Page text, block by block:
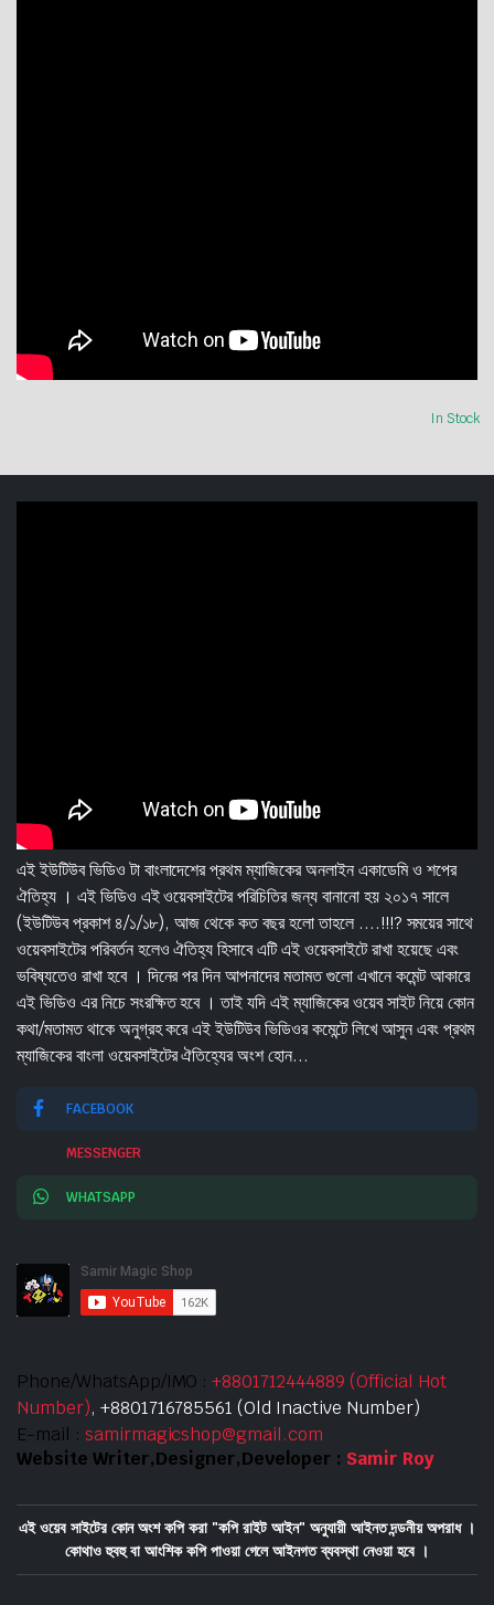
In Stock
এই ইউটিউব ভিডিও টা বাংলাদেশের প্রথম ম্যাজিকের অনলাইন একাডেমি ও শপের
ঐতিহ্য । এই ভিডিও এই ওয়েবসাইটের পরিচিতির জন্য বানানো হয় ২০১৭ সালে
(ইউটিউব প্রকাশ ৪/১/১৮), আজ থেকে কত বছর হলো তাহলে ....!!!? সময়ের সাথে
ওয়েবসাইটের পরিবর্তন হলেও ঐতিহ্য হিসাবে এটি এই ওয়েবসাইটে রাখা হয়েছে এবং
ভবিষ্যতেও রাখা হবে । দিনের পর দিন আপনাদের মতামত গুলো এখানে কমেন্ট আকারে
এই ভিডিও এর নিচে সংরক্ষিত হবে । তাই যদি এই ম্যাজিকের ওয়েব সাইট নিয়ে কোন
কথা/মতামত থাকে অনুগ্রহ করে এই ইউটিউব ভিডিওর কমেন্টে লিখে আসুন এবং প্রথম
ম্যাজিকের বাংলা ওয়েবসাইটের ঐতিহ্যের অংশ হোন...
FACEBOOK
MESSENGER
WHATSAPP
Phone/WhatsApp/IMO : +8801712444889 (Official Hot
Number), +8801716785561 (Old Inactive Number)
E-mail : samirmagicshop@gmail.com
Website Writer,Designer,Developer : Samir Roy
এই ওয়েব সাইটের কোন অংশ কপি করা "কপি রাইট আইন" অনুযায়ী আইনত দন্ডনীয় অপরাধ ।
কোথাও হুবহু বা আংশিক কপি পাওয়া গেলে আইনগত ব্যবস্থা নেওয়া হবে ।